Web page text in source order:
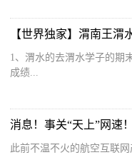
【世界独家】渭南王渭
1、渭水的去渭水学子的期
成绩...
此前不温不火的航空互联